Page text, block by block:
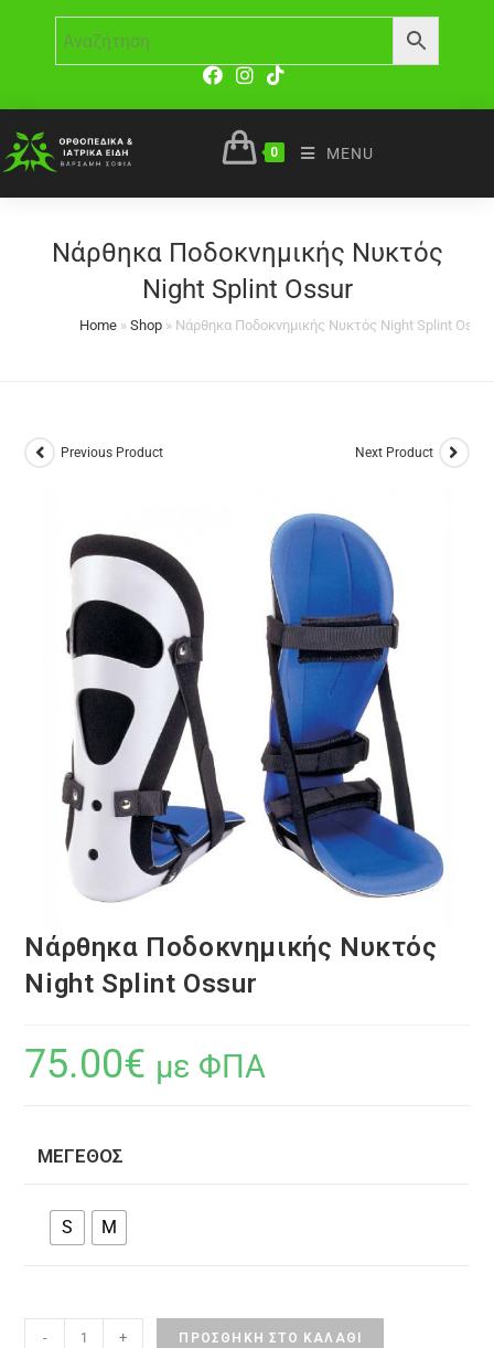
0 MENU
Νάρθηκα Ποδοκνημικής Νυκτός
Night Splint Ossur
Home »Shop » Νάρθηκα Ποδοκνημικής Νυκτός Night Splint Ossur
Previous Product Next Product
Νάρθηκα Ποδοκνημικής Νυκτός
Night Splint Ossur
75.00€ με ΦΠΑ
ΜΈΓΕΘΟΣ
S M
- + ΠΡΟΣΘΉΚΗ ΣΤΟ ΚΑΛΆΘΙ